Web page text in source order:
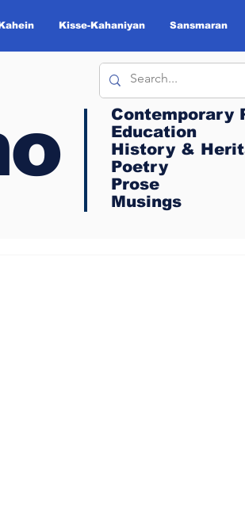
Kisse-Kahaniyan Sansmaran
Contemporary
Education
History &
Poetry
Prose
Musings
Contemporary
Education
History &
Poetry
Prose
Musings